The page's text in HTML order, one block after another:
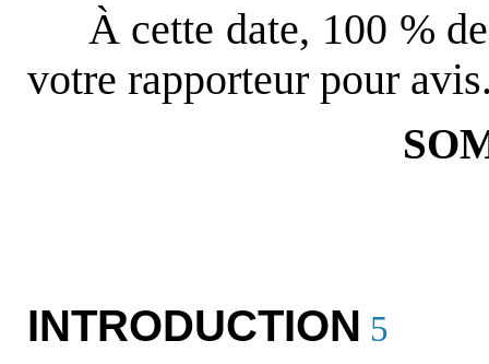
À cette date, 100 %
votre rapporteur pour
INTRODUCTION 5